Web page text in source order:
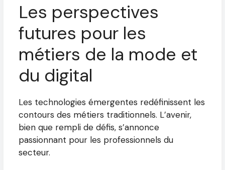
Les perspectives
futures pour les
métiers de la mode et
du digital
Les technologies émergentes redéfinissent les
contours des métiers traditionnels. L’avenir,
bien que rempli de défis, s’annonce
passionnant pour les professionnels du
secteur.